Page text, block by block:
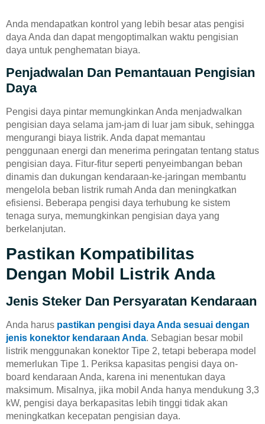
Anda mendapatkan kontrol yang lebih besar atas pengisi
daya Anda dan dapat mengoptimalkan waktu pengisian
daya untuk penghematan biaya.
Penjadwalan Dan Pemantauan Pengisian
Daya
Pengisi daya pintar memungkinkan Anda menjadwalkan
pengisian daya selama jam-jam di luar jam sibuk, sehingga
mengurangi biaya listrik. Anda dapat memantau
penggunaan energi dan menerima peringatan tentang status
pengisian daya. Fitur-fitur seperti penyeimbangan beban
dinamis dan dukungan kendaraan-ke-jaringan membantu
mengelola beban listrik rumah Anda dan meningkatkan
efisiensi. Beberapa pengisi daya terhubung ke sistem
tenaga surya, memungkinkan pengisian daya yang
berkelanjutan.
Pastikan Kompatibilitas
Dengan Mobil Listrik Anda
Jenis Steker Dan Persyaratan Kendaraan
Anda harus pastikan pengisi daya Anda sesuai dengan
jenis konektor kendaraan Anda. Sebagian besar mobil
listrik menggunakan konektor Tipe 2, tetapi beberapa model
memerlukan Tipe 1. Periksa kapasitas pengisi daya on-
board kendaraan Anda, karena ini menentukan daya
maksimum. Misalnya, jika mobil Anda hanya mendukung 3,3
kW, pengisi daya berkapasitas lebih tinggi tidak akan
meningkatkan kecepatan pengisian daya.